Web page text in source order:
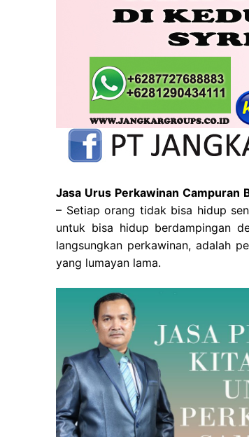
Jasa Urus Perkawinan Campuran
– Setiap orang tidak bisa hidup
untuk bisa hidup berdampingan
langsungkan perkawinan, adalah
yang lumayan lama.